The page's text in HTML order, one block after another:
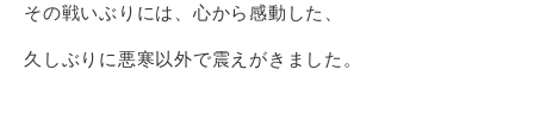
その戦いぶりには、心から感動した、
久しぶりに悪寒以外で震えがきました。